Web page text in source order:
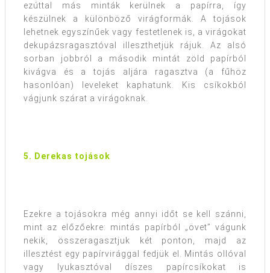
ezúttal más minták kerülnek a papírra, így
készülnek a különböző virágformák. A tojások
lehetnek egyszínűek vagy festetlenek is, a virágokat
dekupázsragasztóval illeszthetjük rájuk. Az alsó
sorban jobbról a második mintát zöld papírból
kivágva és a tojás aljára ragasztva (a fűhöz
hasonlóan) leveleket kaphatunk. Kis csíkokból
vágjunk szárat a virágoknak.
5. Derekas tojások
Ezekre a tojásokra még annyi időt se kell szánni,
mint az előzőekre: mintás papírból „övet” vágunk
nekik, összeragasztjuk két ponton, majd az
illesztést egy papírvirággal fedjük el. Mintás ollóval
vagy lyukasztóval díszes papírcsíkokat is